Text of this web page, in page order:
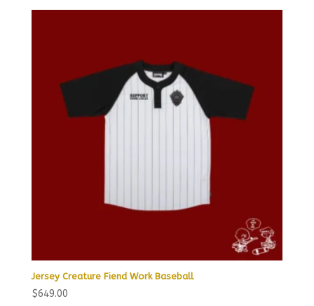
Jersey Creature Fiend Work Baseball
$649.00